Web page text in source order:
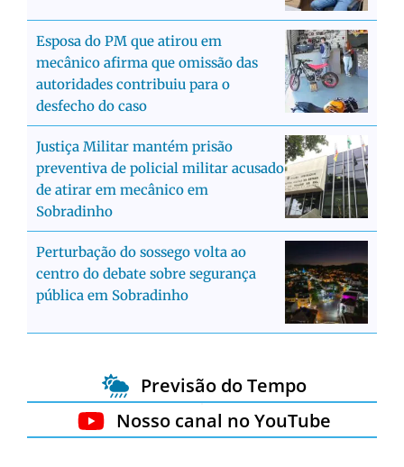
Esposa do PM que atirou em
mecânico afirma que omissão das
autoridades contribuiu para o
desfecho do caso
Justiça Militar mantém prisão
preventiva de policial militar acusado
de atirar em mecânico em
Sobradinho
Perturbação do sossego volta ao
centro do debate sobre segurança
pública em Sobradinho
Previsão do Tempo
Nosso canal no YouTube